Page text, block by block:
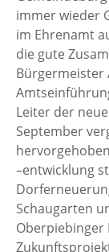
immer wieder
im Ehrenamt
die gute
Bürgermeister
Leiter der
September
–entwicklung
Schaugarten
Oberpiebinger